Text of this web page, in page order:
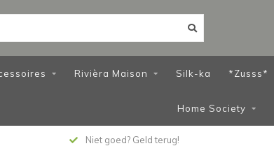
Rivièra Maison Silk-ka *Zusss*
Home Society
Niet goed? Geld terug!